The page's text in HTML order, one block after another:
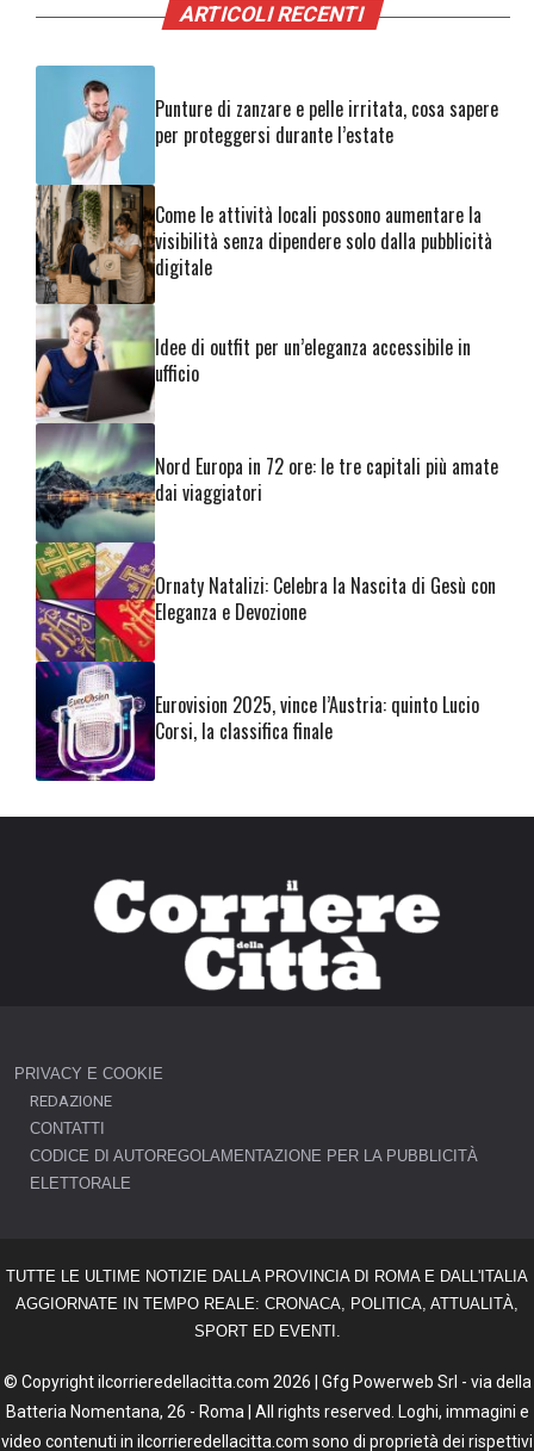
ARTICOLI RECENTI
Punture di zanzare e pelle irritata, cosa sapere
per proteggersi durante l’estate
Come le attività locali possono aumentare la
visibilità senza dipendere solo dalla pubblicità
digitale
Idee di outfit per un’eleganza accessibile in
ufficio
Nord Europa in 72 ore: le tre capitali più amate
dai viaggiatori
Ornaty Natalizi: Celebra la Nascita di Gesù con
Eleganza e Devozione
Eurovision 2025, vince l’Austria: quinto Lucio
Corsi, la classifica finale
PRIVACY E COOKIE
REDAZIONE
CONTATTI
CODICE DI AUTOREGOLAMENTAZIONE PER LA PUBBLICITÀ
ELETTORALE
TUTTE LE ULTIME NOTIZIE DALLA PROVINCIA DI ROMA E DALL'ITALIA
AGGIORNATE IN TEMPO REALE: CRONACA, POLITICA, ATTUALITÀ,
SPORT ED EVENTI.
© Copyright ilcorrieredellacitta.com 2026 | Gfg Powerweb Srl - via della
Batteria Nomentana, 26 - Roma | All rights reserved. Loghi, immagini e
video contenuti in ilcorrieredellacitta.com sono di proprietà dei rispettivi